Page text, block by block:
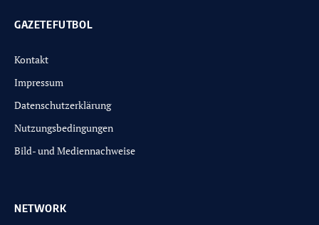
GAZETEFUTBOL
Kontakt
Impressum
Datenschutzerklärung
Nutzungsbedingungen
Bild- und Mediennachweise
NETWORK